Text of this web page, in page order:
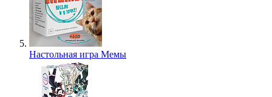
Настольная игра Мемы